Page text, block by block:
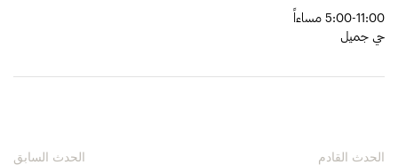
5:00-11:00 مساءاً
حي جميل
الحدث السابق الحدث القادم